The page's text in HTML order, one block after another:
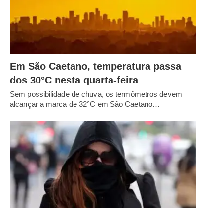
Em São Caetano, temperatura passa
dos 30°C nesta quarta-feira
Sem possibilidade de chuva, os termômetros devem
alcançar a marca de 32°C em São Caetano…